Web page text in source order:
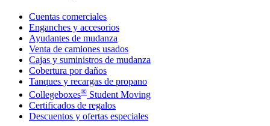
Cuentas comerciales
Enganches y accesorios
Ayudantes de mudanza
Venta de camiones usados
Cajas y suministros de mudanza
Cobertura por daños
Tanques y recargas de propano
Collegeboxes® Student Moving
Certificados de regalos
Descuentos y ofertas especiales